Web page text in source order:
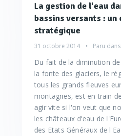
La gestion de l'eau
bassins versants : un
stratégique
31 octobre 2014 Paru
Du fait de la diminution
la fonte des glaciers, le
tous les grands fleuves
montagnes, est en train
agir vite si l'on veut que
les châteaux d'eau de
des Etats Généraux de